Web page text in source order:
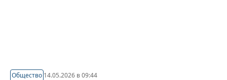
Общество 14.05.2026 в 09:44